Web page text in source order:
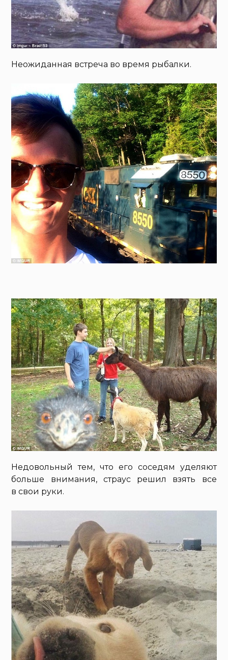
Неожиданная встреча во время рыбалки.
Недовольный тем, что его соседям уделяют
больше внимания, страус решил взять все
в свои руки.